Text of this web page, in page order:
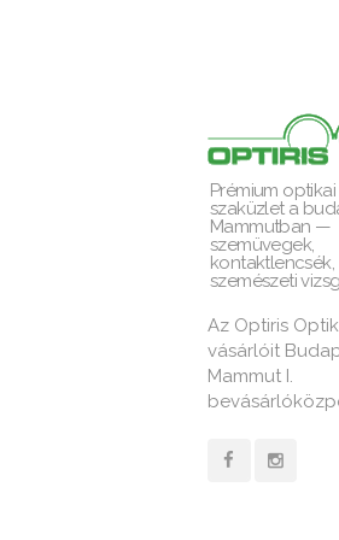
Prémium optikai
szaküzlet a
Mammutban —
szemüvegek,
kontaktlencsék,
szemészeti
Az Optiris
vásárlóit
Mammut I.